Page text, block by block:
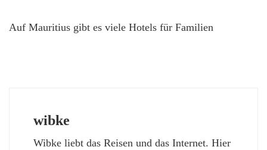
Auf Mauritius gibt es viele Hotels für Familien
wibke
Wibke liebt das Reisen und das Internet. Hier